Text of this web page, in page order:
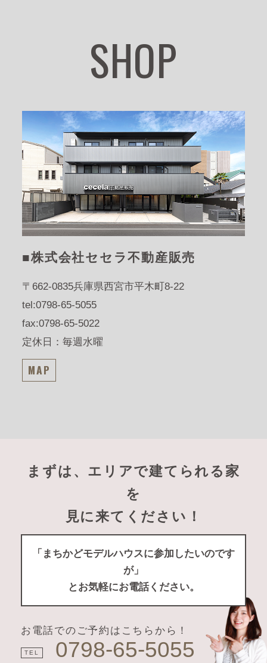
SHOP
■株式会社セセラ不動産販売
〒662-0835兵庫県西宮市平木町8-22
tel:0798-65-5055
fax:0798-65-5022
定休日：毎週水曜
MAP
まずは、エリアで建てられる家
を
見に来てください！
「まちかどモデルハウスに参加したいのです
が」
とお気軽にお電話ください。
お電話でのご予約はこちらから！
TEL 0798-65-5055